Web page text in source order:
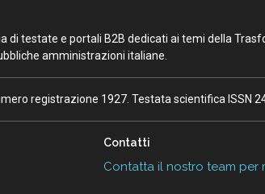
di testate e portali B2B dedicati ai temi della
amministrazioni italiane.
registrazione 1927. Testata scientifica ISSN
Contatti
Contatta il nostro team per